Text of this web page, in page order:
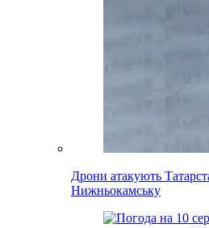
Дрони атакують
Нижньокамську